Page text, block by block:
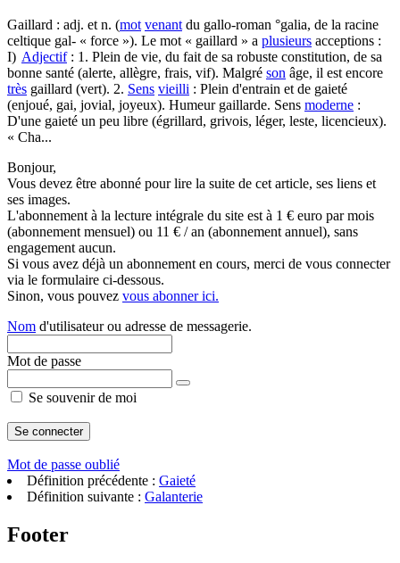
Gaillard : adj. et n. (mot venant du gallo-roman °galia, de la racine
celtique gal- « force »). Le mot « gaillard » a plusieurs acceptions :
I) Adjectif: 1. Plein de vie, du fait de sa robuste constitution, de sa
bonne santé (alerte, allègre, frais, vif). Malgré son âge, il est encore
très gaillard (vert). 2. Sens vieilli : Plein d'entrain et de gaieté
(enjoué, gai, jovial, joyeux). Humeur gaillarde. Sens moderne :
D'une gaieté un peu libre (égrillard, grivois, léger, leste, licencieux).
« Cha...
Bonjour,
Vous devez être abonné pour lire la suite de cet article, ses liens et
ses images.
L'abonnement à la lecture intégrale du site est à 1 € euro par mois
(abonnement mensuel) ou 11 € / an (abonnement annuel), sans
engagement aucun.
Si vous avez déjà un abonnement en cours, merci de vous connecter
via le formulaire ci-dessous.
Sinon, vous pouvez vous abonner ici.
Nom d'utilisateur ou adresse de messagerie.
Mot de passe
Se souvenir de moi
Mot de passe oublié
Définition précédente : Gaieté
Définition suivante : Galanterie
Footer